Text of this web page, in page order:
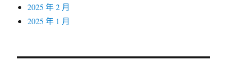
2025 年 2 月
2025 年 1 月